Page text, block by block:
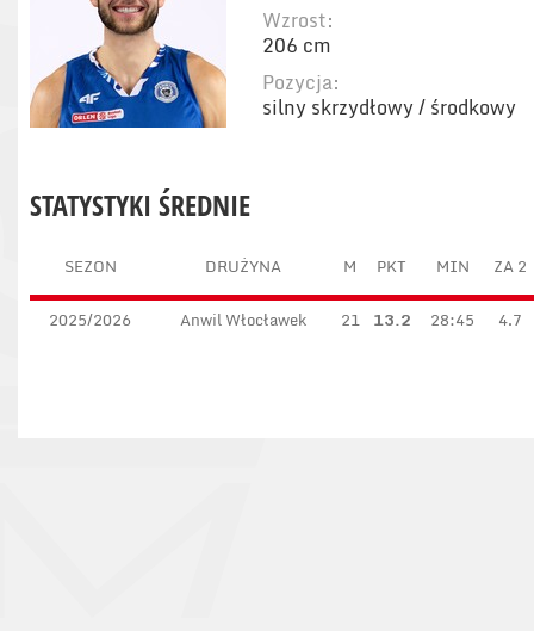
Wzrost:
206 cm
Pozycja:
silny skrzydłowy / środkowy
STATYSTYKI ŚREDNIE
SEZON DRUŻYNA M PKT MIN ZA 2
2025/2026 Anwil Włocławek 21 13.2 28:45 4.7